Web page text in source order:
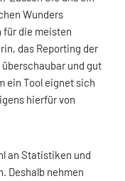
Wunders
die meisten
das Reporting der
und gut
ein Tool eignet sich
hierfür von
an Statistiken und
Deshalb nehmen